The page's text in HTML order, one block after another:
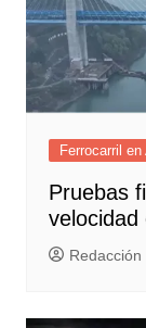
Ferrocarril
Pruebas
velocidad
Redacción